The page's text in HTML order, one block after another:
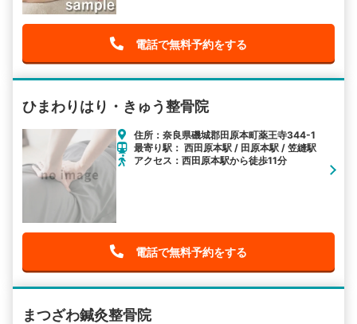
電話で無料予約をする
ひまわりはり・きゅう整骨院
住所：奈良県磯城郡田原本町薬王寺344-1
最寄り駅： 西田原本駅 / 田原本駅 / 笠縫駅
アクセス：西田原本駅から徒歩11分
電話で無料予約をする
まつざわ鍼灸整骨院